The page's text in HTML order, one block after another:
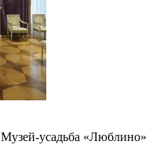
Музей-усадьба «Люблино»